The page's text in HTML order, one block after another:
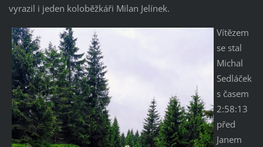
vyrazil i jeden koloběžkáři Milan Jelínek.
Vítězem
se stal
Michal
Sedláček
s časem
2:58:13
před
Janem